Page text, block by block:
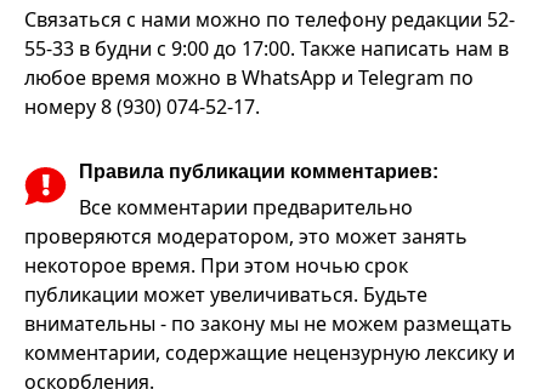
Связаться с нами можно по телефону редакции 52-
55-33 в будни с 9:00 до 17:00. Также написать нам в
любое время можно в WhatsApp и Telegram по
номеру 8 (930) 074-52-17.
Правила публикации комментариев:
Все комментарии предварительно
проверяются модератором, это может занять
некоторое время. При этом ночью срок
публикации может увеличиваться. Будьте
внимательны - по закону мы не можем размещать
комментарии, содержащие нецензурную лексику и
оскорбления.